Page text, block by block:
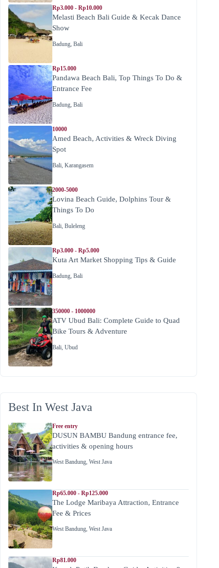
Rp3.000 - Rp10.000
Melasti Beach Bali Guide & Kecak Dance
Show
Badung, Bali
Rp15.000
Pandawa Beach Bali, Top Things To Do &
Entrance Fee
Badung, Bali
10000
Amed Beach, Activities & Wreck Diving
Spot
Bali, Karangasem
2000-5000
Lovina Beach Guide, Dolphins Tour &
Things To Do
Bali, Buleleng
Rp3.000 - Rp5.000
Kuta Art Market Shopping Tips & Guide
Badung, Bali
350000 - 1000000
ATV Ubud Bali: Complete Guide to Quad
Bike Tours & Adventure
Bali, Ubud
Best In West Java
Free entry
DUSUN BAMBU Bandung entrance fee,
activities & opening hours
West Bandung, West Java
Rp65.000 - Rp125.000
The Lodge Maribaya Attraction, Entrance
Fee & Prices
West Bandung, West Java
Rp81.000